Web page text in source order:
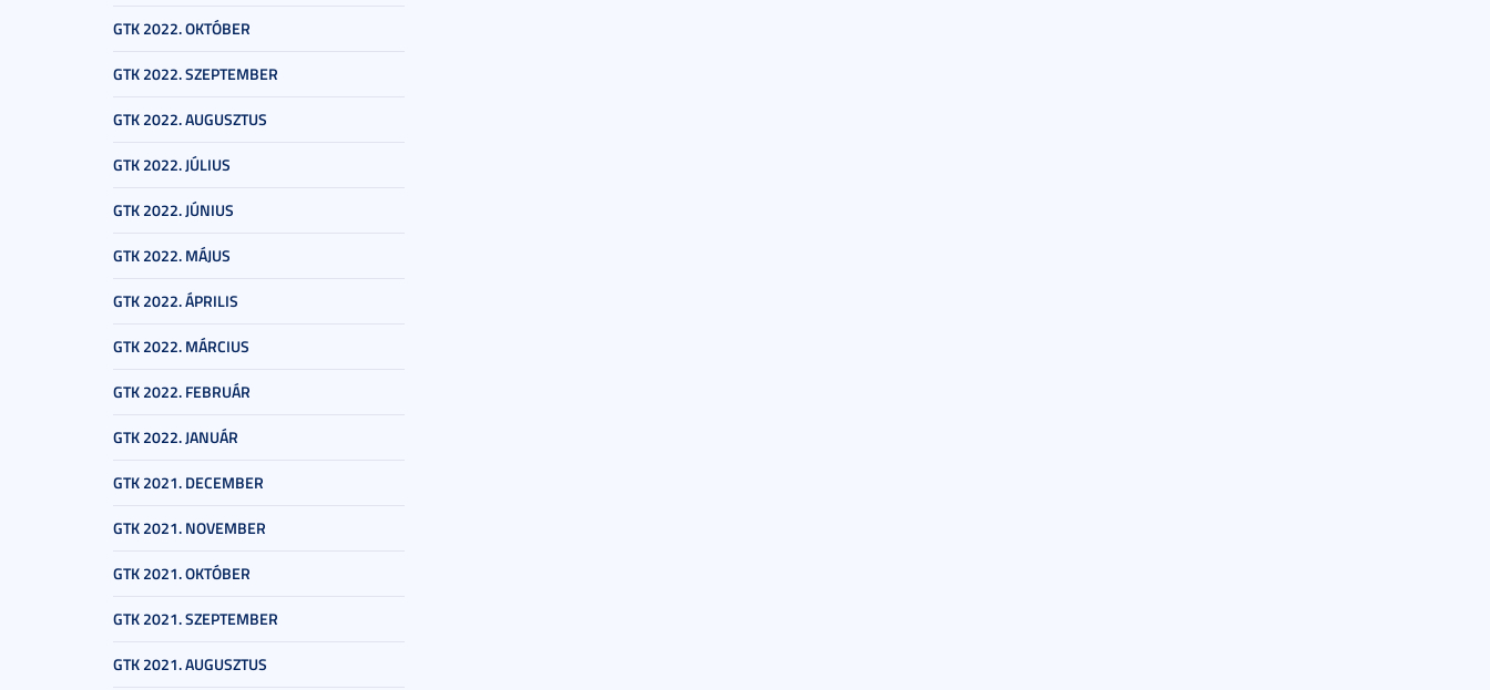
GTK 2022. OKTÓBER
GTK 2022. SZEPTEMBER
GTK 2022. AUGUSZTUS
GTK 2022. JÚLIUS
GTK 2022. JÚNIUS
GTK 2022. MÁJUS
GTK 2022. ÁPRILIS
GTK 2022. MÁRCIUS
GTK 2022. FEBRUÁR
GTK 2022. JANUÁR
GTK 2021. DECEMBER
GTK 2021. NOVEMBER
GTK 2021. OKTÓBER
GTK 2021. SZEPTEMBER
GTK 2021. AUGUSZTUS